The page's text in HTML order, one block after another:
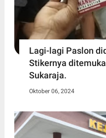
Lagi-lagi Paslon
Stikernya
Sukaraja.
Oktober 06, 2024